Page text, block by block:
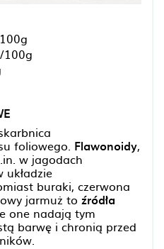
100g
foliowego. Flawonoidy,
w jagodach
buraki, czerwona
jarmuż to źródła
one nadają tym
barwę i chronią przed